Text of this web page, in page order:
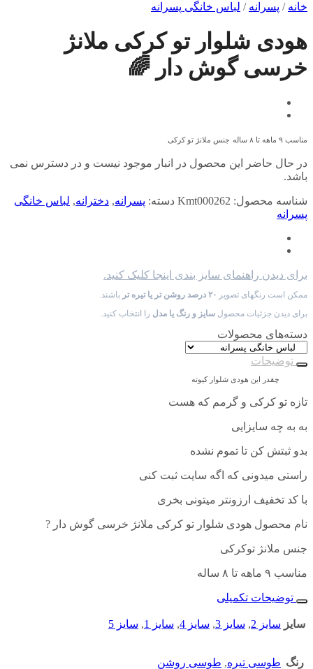
خانه / پسرانه / لباس خانگی پسرانه
هودی شلوار تو کرکی ملانژ
خرسی گوش دار 🌈
مناسب ۹ ماهه تا ۸ ساله جنس ملانژ تو کرکی
در حال حاضر این محصول در انبار موجود نیست و در دسترس نمی
باشد.
شناسه محصول: Kmt000262 دسته: پسرانه, دخترانه, لباس خانگی
پسرانه
برای دیدن راهنمای سایز بندی اینجا کلیک کنید.
ممکن است رنگهای تصویر ۲۰ درصد روشن تر یا تیره تر
باشند.
برای دیدن جزئیات محصول سایز و رنگ یا مدل را انتخاب کنید.
دسته‌های محصولات
توضیحات
چقدر این هودی شلوار کیوته
تازه تو کرکی و گرمم که هست
به به چه سایزایی
بدو ثبتش کن تا تموم نشده
راستی میدونی که اگه سایت ثبت کنی
با کد تخفیف ارزونتر میتونی بخری
نام محصول هودی شلوار تو کرکی ملانژ خرسی گوش دار ?
جنس ملانژ توکرکی
مناسب ۹ ماهه تا ۸ ساله
توضیحات تکمیلی
سایز سایز 2 , سایز 3 , سایز 4 , سایز 1 , سایز 5
رنگ طوسی تیره, طوسی روشن